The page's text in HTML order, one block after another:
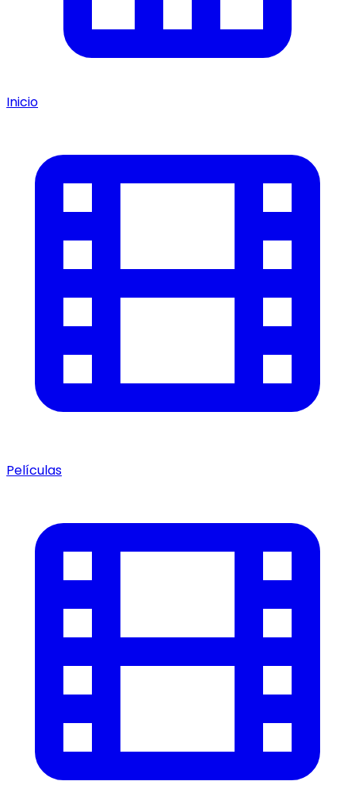
Inicio
Películas